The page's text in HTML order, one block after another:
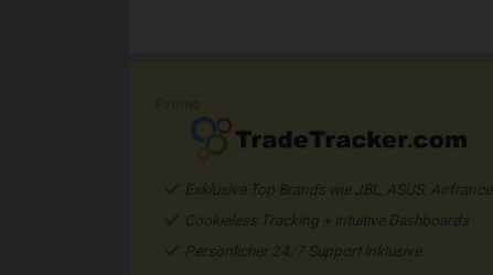
Exklusive Top Brands wie JBL, ASUS, Airfrance
Cookieless Tracking + intuitive Dashboards
Persönlicher 24/7 Support inklusive